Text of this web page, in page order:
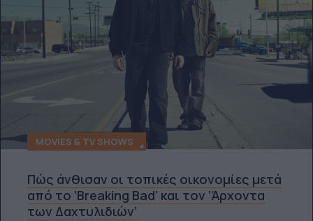
MOVIES & TV SHOWS
Πώς άνθισαν οι τοπικές οικονομίες μετά
από το ‘Breaking Bad’ και τον ‘Άρχοντα
των Δαχτυλιδιών’